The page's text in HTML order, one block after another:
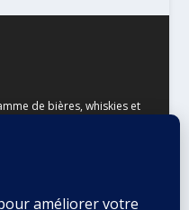
de bières, whiskies et
des amateurs de